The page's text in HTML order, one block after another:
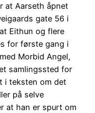
at Aarseth åpnet
gate 56 i
Eithun og flere
for første gang i
Morbid Angel,
samlingssted for
i teksten om det
på selve
at han er spurt om